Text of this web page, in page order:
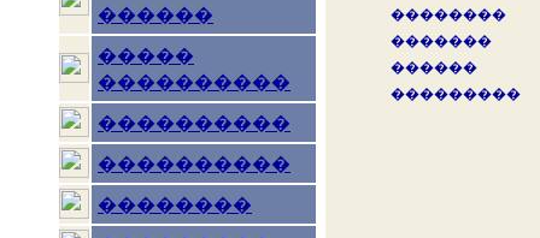
������
�����
����������
����������
����������
��������
��������
�������
������
���������